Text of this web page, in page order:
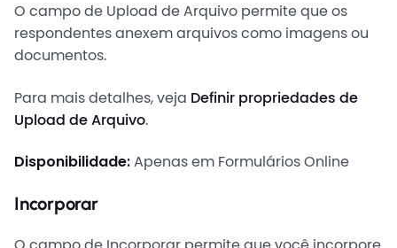
O campo de Upload de Arquivo permite que os
respondentes anexem arquivos como imagens ou
documentos.
Para mais detalhes, veja Definir propriedades de
Upload de Arquivo.
Disponibilidade:Apenas em Formulários Online
Incorporar